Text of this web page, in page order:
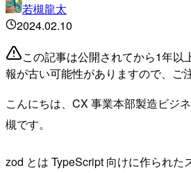
若槻龍太
2024.02.10
この記事は公開されてから1年以
報が古い可能性がありますので、ご
こんにちは、CX 事業本部製造ビジ
槻です。
zod とは TypeScript 向けに作られた